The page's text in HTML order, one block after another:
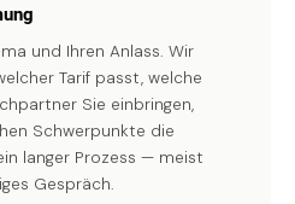
und Ihren Anlass. Wir
Tarif passt, welche
Sie einbringen,
Schwerpunkte die
langer Prozess — meist
Gespräch.